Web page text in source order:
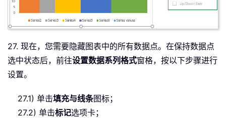
27. 现在，您需要隐藏图表中的所有数据点。在保持数据点
选中状态后，前往设置数据系列格式窗格，按以下步骤进行
设置。
27.1) 单击填充与线条图标；
27.2) 单击标记选项卡；